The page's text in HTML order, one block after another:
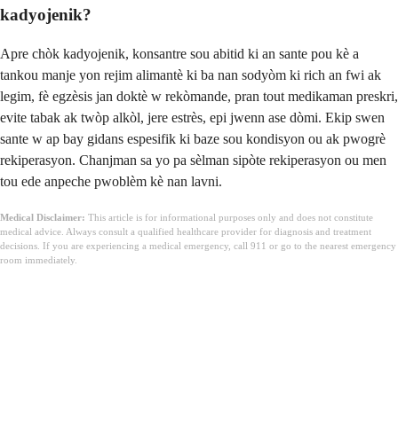
kadyojenik?
Apre chòk kadyojenik, konsantre sou abitid ki an sante pou kè a
tankou manje yon rejim alimantè ki ba nan sodyòm ki rich an fwi ak
legim, fè egzèsis jan doktè w rekòmande, pran tout medikaman preskri,
evite tabak ak twòp alkòl, jere estrès, epi jwenn ase dòmi. Ekip swen
sante w ap bay gidans espesifik ki baze sou kondisyon ou ak pwogrè
rekiperasyon. Chanjman sa yo pa sèlman sipòte rekiperasyon ou men
tou ede anpeche pwoblèm kè nan lavni.
Medical Disclaimer: This article is for informational purposes only and does not constitute
medical advice. Always consult a qualified healthcare provider for diagnosis and treatment
decisions. If you are experiencing a medical emergency, call 911 or go to the nearest emergency
room immediately.